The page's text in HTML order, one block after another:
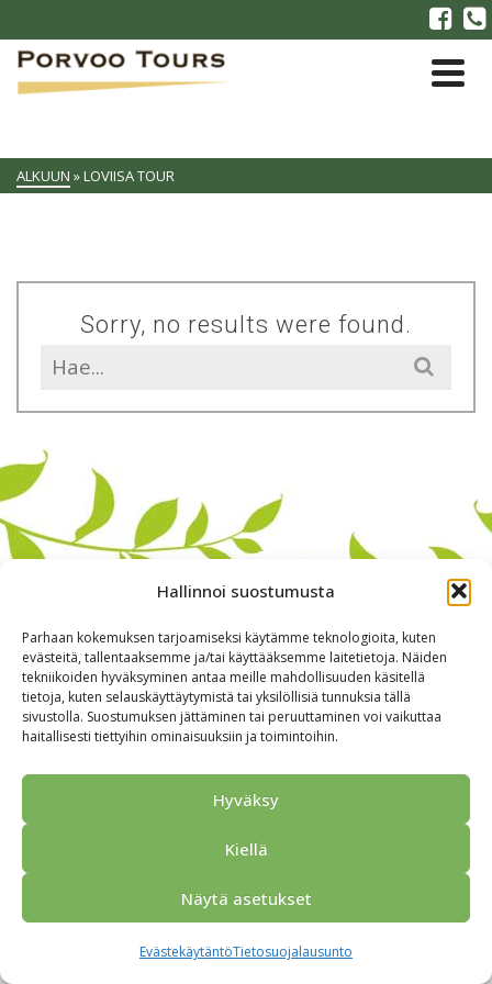
Hallinnoi suostumusta
Parhaan kokemuksen tarjoamiseksi käytämme teknologioita, kuten
evästeitä, tallentaaksemme ja/tai käyttääksemme laitetietoja. Näiden
tekniikoiden hyväksyminen antaa meille mahdollisuuden käsitellä
tietoja, kuten selauskäyttäytymistä tai yksilöllisiä tunnuksia tällä
sivustolla. Suostumuksen jättäminen tai peruuttaminen voi vaikuttaa
haitallisesti tiettyihin ominaisuuksiin ja toimintoihin.
Hyväksy
Kiellä
Näytä asetukset
EvästekäytäntöTietosuojalausunto
ALKUUN »LOVIISA TOUR
Sorry, no results were found.
Search
for:
Alkuun Ryhmille Kokous & Ohjelmat
Yhteistyökumppanit
Tarjouspyyntö
Anna palautetta
Tietosuojaseloste
© 2026 Porvoo Tours - matkanjärjestäjä / FPW